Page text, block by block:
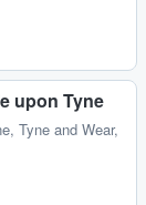
upon Tyne
Tyne and Wear,